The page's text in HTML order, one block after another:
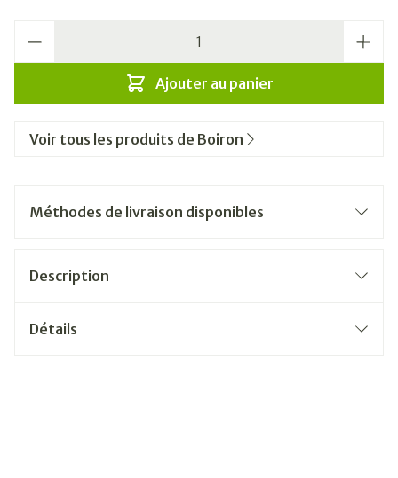
Ajouter au panier
Voir tous les produits de Boiron
Méthodes de livraison disponibles
Description
Détails